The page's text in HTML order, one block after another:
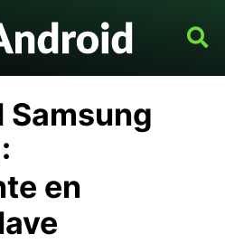
Samsung
en